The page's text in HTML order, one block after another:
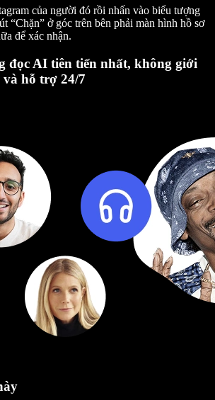
của người đó rồi nhấn vào biểu tượng
“Chặn” ở góc trên bên phải màn hình hồ sơ
để xác nhận.
đọc AI tiên tiến nhất, không giới
hỗ trợ 24/7